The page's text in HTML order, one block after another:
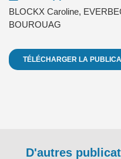
BLOCKX Caroline,
BOUROUAG
TÉLÉCHARGER LA
D'autres